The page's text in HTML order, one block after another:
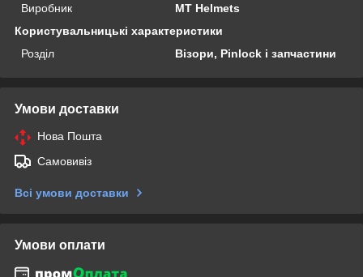
Виробник
MT Helmets
Користувальницькі характеристики
Розділ
Візори, Pinlock і запчастини
Умови доставки
Нова Пошта
Самовивіз
Всі умови доставки
Умови оплати